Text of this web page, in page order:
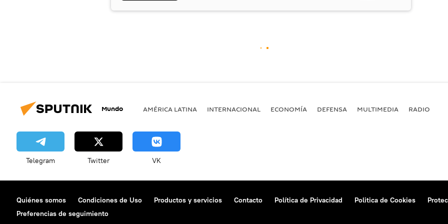
Mundo AMÉRICA LATINA INTERNACIONAL ECONOMÍA DEFENSA MULTIMEDIA RADIO
Telegram Twitter VK
Quiénes somos Condiciones de Uso Productos y servicios Contacto Política de Privacidad Politica de Cookies
Preferencias de seguimiento